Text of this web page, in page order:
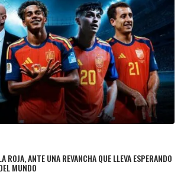
ROJA, ANTE UNA REVANCHA QUE LLEVA ESPERANDO
MUNDO